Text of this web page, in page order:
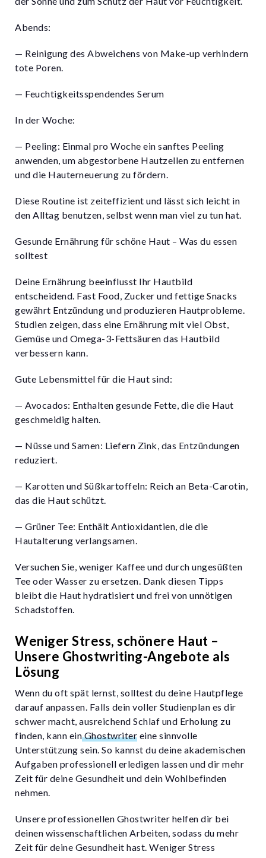
Abends:
— Reinigung des Abweichens von Make-up verhindern
tote Poren.
— Feuchtigkeitsspendendes Serum
In der Woche:
— Peeling: Einmal pro Woche ein sanftes Peeling
anwenden, um abgestorbene Hautzellen zu entfernen
und die Hauterneuerung zu fördern.
Diese Routine ist zeiteffizient und lässt sich leicht in
den Alltag benutzen, selbst wenn man viel zu tun hat.
Gesunde Ernährung für schöne Haut – Was du essen
solltest
Deine Ernährung beeinflusst Ihr Hautbild
entscheidend. Fast Food, Zucker und fettige Snacks
gewährt Entzündung und produzieren Hautprobleme.
Studien zeigen, dass eine Ernährung mit viel Obst,
Gemüse und Omega-3-Fettsäuren das Hautbild
verbessern kann.
Gute Lebensmittel für die Haut sind:
— Avocados: Enthalten gesunde Fette, die die Haut
geschmeidig halten.
— Nüsse und Samen: Liefern Zink, das Entzündungen
reduziert.
— Karotten und Süßkartoffeln: Reich an Beta-Carotin,
das die Haut schützt.
— Grüner Tee: Enthält Antioxidantien, die die
Hautalterung verlangsamen.
Versuchen Sie, weniger Kaffee und durch ungesüßten
Tee oder Wasser zu ersetzen. Dank diesen Tipps
bleibt die Haut hydratisiert und frei von unnötigen
Schadstoffen.
Weniger Stress, schönere Haut –
Unsere Ghostwriting-Angebote als
Lösung
Wenn du oft spät lernst, solltest du deine Hautpflege
darauf anpassen. Falls dein voller Studienplan es dir
schwer macht, ausreichend Schlaf und Erholung zu
finden, kann einGhostwriter eine sinnvolle
Unterstützung sein. So kannst du deine akademischen
Aufgaben professionell erledigen lassen und dir mehr
Zeit für deine Gesundheit und dein Wohlbefinden
nehmen.
Unsere professionellen Ghostwriter helfen dir bei
deinen wissenschaftlichen Arbeiten, sodass du mehr
Zeit für deine Gesundheit hast. Weniger Stress